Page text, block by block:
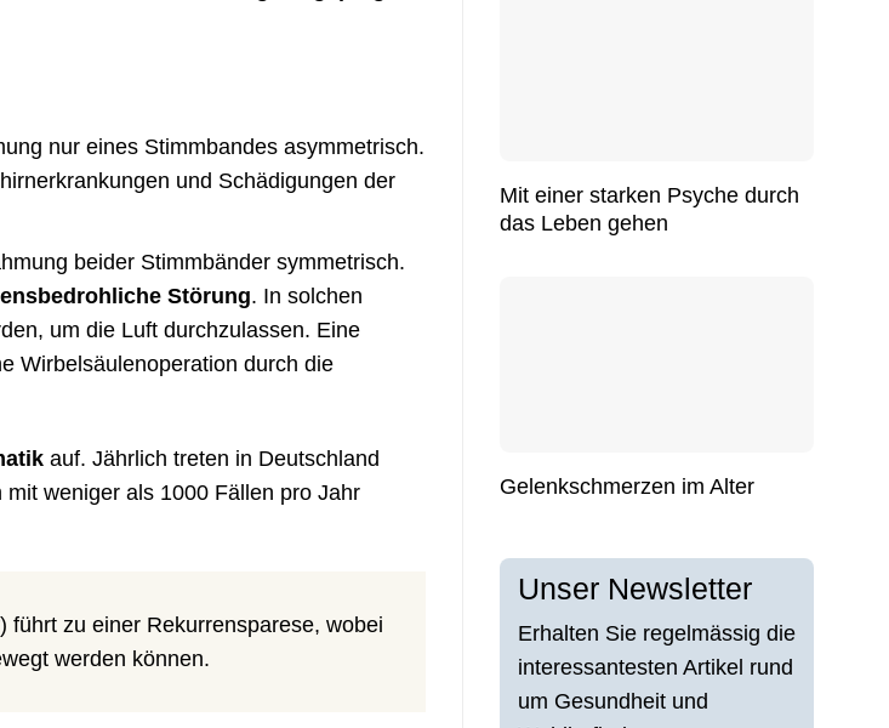
nur eines Stimmbandes asymmetrisch.
und Schädigungen der
beider Stimmbänder symmetrisch.
Störung. In solchen
um die Luft durchzulassen. Eine
Wirbelsäulenoperation durch die
auf. Jährlich treten in Deutschland
weniger als 1000 Fällen pro Jahr
führt zu einer Rekurrensparese, wobei
werden können.
Mit einer starken Psyche durch
das Leben gehen
Gelenkschmerzen im Alter
Unser Newsletter
Erhalten Sie regelmässig die
interessantesten Artikel rund
um Gesundheit und